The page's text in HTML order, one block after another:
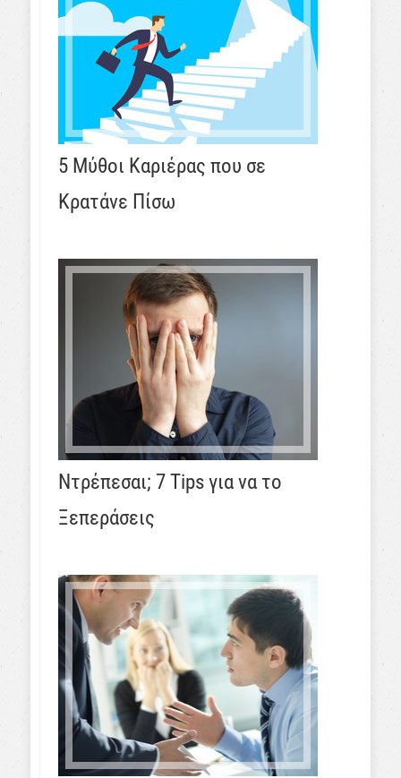
5 Μύθοι Καριέρας που σε
Κρατάνε Πίσω
Ντρέπεσαι; 7 Tips για να το
Ξεπεράσεις